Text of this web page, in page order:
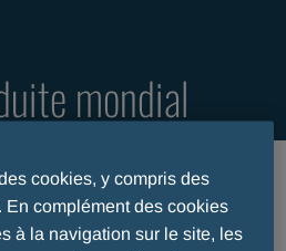
mondial
cookies, y compris des
En complément des cookies
à la navigation sur le site, les